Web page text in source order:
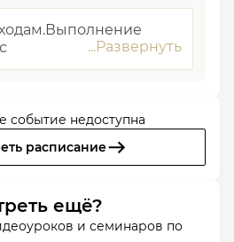
событие недоступна
расписание
ещё?
и семинаров по